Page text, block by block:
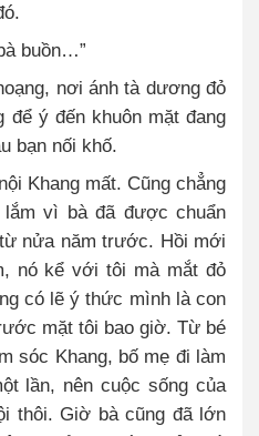
buồn…”
nơi ánh tà dương đỏ
ý đến khuôn mặt đang
bạn nối khố.
Khang mất. Cũng chẳng
vì bà đã được chuẩn
nửa năm trước. Hồi mới
nó kể với tôi mà mắt đỏ
có lẽ ý thức mình là con
mặt tôi bao giờ. Từ bé
sóc Khang, bố mẹ đi làm
lần, nên cuộc sống của
thôi. Giờ bà cũng đã lớn